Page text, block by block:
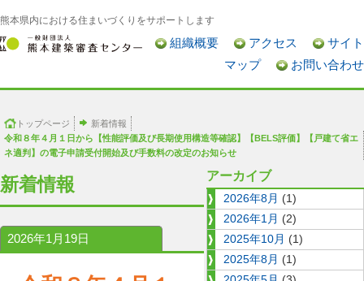
熊本県内における住まいづくりをサポートします
組織概要 アクセス
サイト
マップ
お問い合わせ
トップページ
新着情報
令和８年４月１日から【性能評価及び長期使用構造等確認】【BELS評価】【戸建て省エ
ネ適判】の電子申請受付開始及び手数料の改定のお知らせ
新着情報
2026年1月19日
アーカイブ
2026年8月 (1)
2026年1月 (2)
2025年10月 (1)
2025年8月 (1)